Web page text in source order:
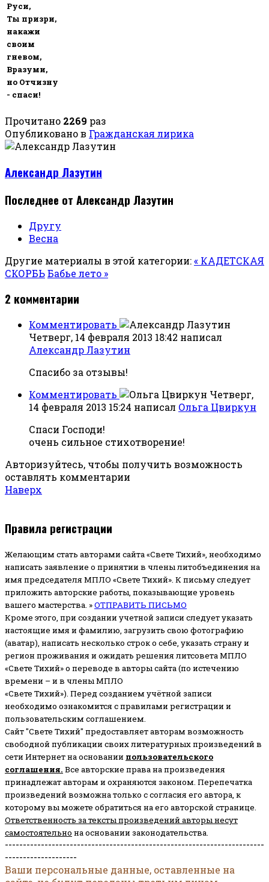
Руси,
Ты призри,
накажи
своим
гневом,
Вразуми,
но Отчизну
- спаси!
Прочитано 2269 раз
Опубликовано в Гражданская лирика
Александр Лазутин
Последнее от Александр Лазутин
Другу
Весна
Другие материалы в этой категории:« КАДЕТСКАЯ
СКОРБЬБабье лето »
2 комментарии
Комментировать
Четверг, 14 февраля 2013 18:42 написал
Александр Лазутин
Спасибо за отзывы!
Комментировать
Четверг,
14 февраля 2013 15:24 написал Ольга Цвиркун
Спаси Господи!
очень сильное стихотворение!
Авторизуйтесь, чтобы получить возможность
оставлять комментарии
Наверх
Правила регистрации
Желающим стать авторами сайта «Свете Тихий», необходимо
написать заявление о принятии в члены литобъединения на
имя председателя МПЛО «Свете Тихий». К письму следует
приложить авторские работы, показывающие уровень
вашего мастерства. »ОТПРАВИТЬ ПИСЬМО
Кроме этого, при создании учетной записи следует указать
настоящие имя и фамилию, загрузить свою фотографию
(аватар), написать несколько строк о себе, указать страну и
регион проживания и ожидать решения литсовета МПЛО
«Свете Тихий» о переводе в авторы сайта (по истечению
времени – и в члены МПЛО
«Свете Тихий»). Перед созданием учётной записи
необходимо ознакомится с правилами регистрации и
пользовательским соглашением.
Сайт "Свете Тихий" предоставляет авторам возможность
свободной публикации своих литературных произведений в
сети Интернет на основании пользовательского
соглашения. Все авторские права на произведения
принадлежат авторам и охраняются законом. Перепечатка
произведений возможна только с согласия его автора, к
которому вы можете обратиться на его авторской странице.
Ответственность за тексты произведений авторы несут
самостоятельно на основании законодательства.
------------------------------------------------------------------------
--------------------
Ваши персональные данные, оставленные на